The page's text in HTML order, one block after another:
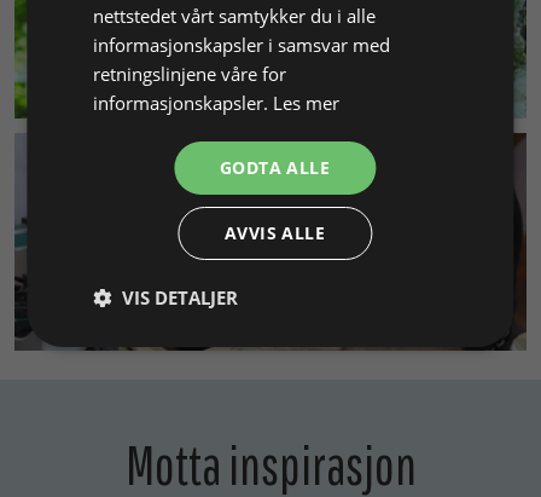
MILJØ & BÆREKRAFT
SMYKKEKURS
Motta inspirasjon
nettstedet vårt samtykker du i alle
informasjonskapsler i samsvar med
retningslinjene våre for
informasjonskapsler. Les mer
GODTA ALLE
AVVIS ALLE
VIS DETALJER